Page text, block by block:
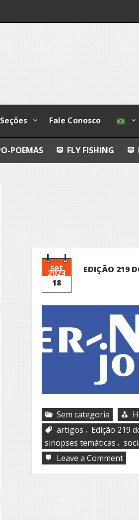
Seções Fale Conosco
FLY FISHING EU JURO QUE
set
2023
18
EDIÇÃO 219
Sem categoria
artigos , Edição 219
sinopses temáticas ,
Leave a Commenton
219